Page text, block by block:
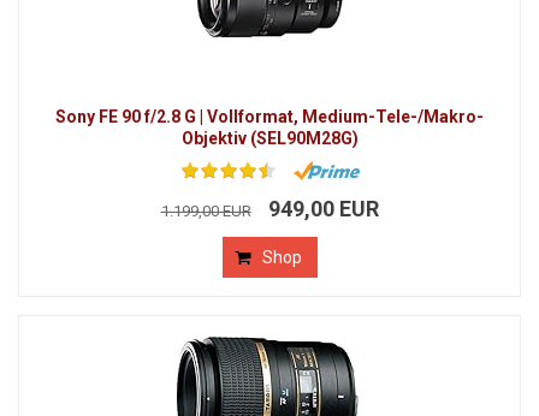
Sony FE 90 f/2.8 G | Vollformat, Medium-Tele-/Makro-
Objektiv (SEL90M28G)
1.199,00 EUR 949,00 EUR
Shop